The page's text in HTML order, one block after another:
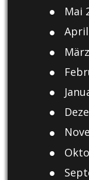
Mai